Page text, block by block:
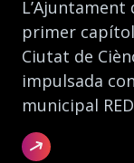
primer
Ciutat de
impulsada
municipal